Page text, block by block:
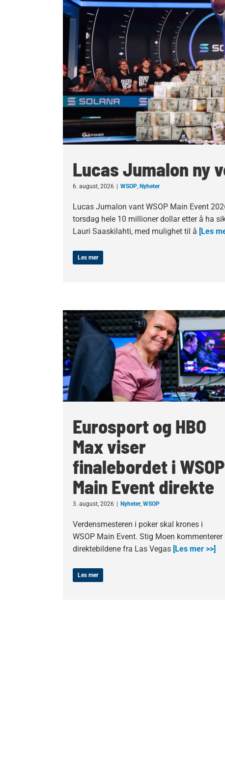
Lucas Jumalon ny
6. august, 2026 WSOP, Nyheter
Lucas Jumalon vant WSOP Main Event
torsdag hele 10 millioner dollar etter å ha
Lauri Saaskilahti, med mulighet til å [Les
Les mer
Eurosport og HBO
Max viser
finalebordet i WSOP
Main Event direkte
3. august, 2026 Nyheter,WSOP
Verdensmesteren i poker skal krones i
WSOP Main Event. Stig Moen kommenterer
direktebildene fra Las Vegas [Les mer >>]
Les mer